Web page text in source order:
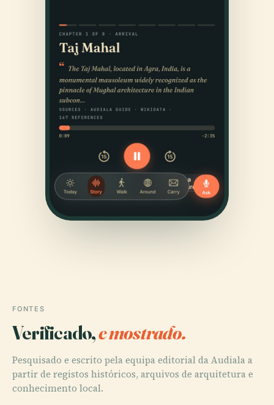
FONTES
Verificado,e mostrado.
Pesquisado e escrito pela equipa editorial da Audiala a
partir de registos históricos, arquivos de arquitetura e
conhecimento local.